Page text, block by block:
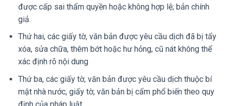
được cấp sai thẩm quyền hoặc không hợp lệ; bản chính
giả.
Thứ hai, các giấy tờ, văn bản được yêu cầu dịch đã bị tẩy
xóa, sửa chữa, thêm bớt hoặc hư hỏng, cũ nát không thể
xác định rõ nội dung
Thứ ba, các giấy tờ, văn bản được yêu cầu dịch thuộc bí
mật nhà nước, giấy tờ, văn bản bị cấm phổ biến theo quy